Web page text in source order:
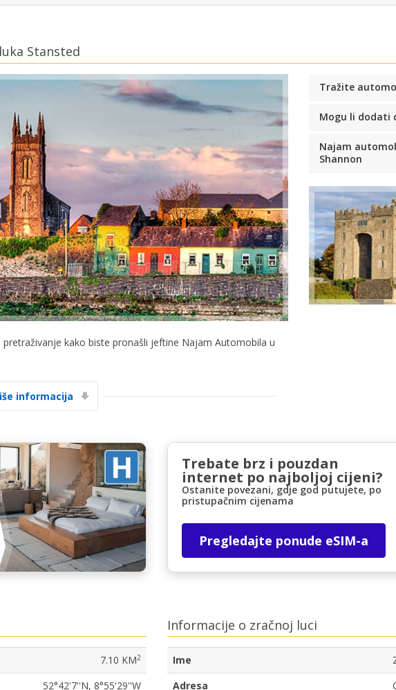
Posebni popusti
Pristupite ekskluzivnim ponudama naših
dobavljača
Prijava putem eLinka
Stansted
pretraživanje kako biste pronašli jeftine Najam Automobila u
informacija
Tražite
Mogu li dodati
Najam
Shannon
Trebate brz i pouzdan
internet po najboljoj cijeni?
Ostanite povezani, gdje god putujete, po
pristupačnim cijenama
Pregledajte ponude eSIM-a
7.10 KM2
52°42'7''N, 8°55'29''W
Informacije o zračnoj luci
Ime
Adresa